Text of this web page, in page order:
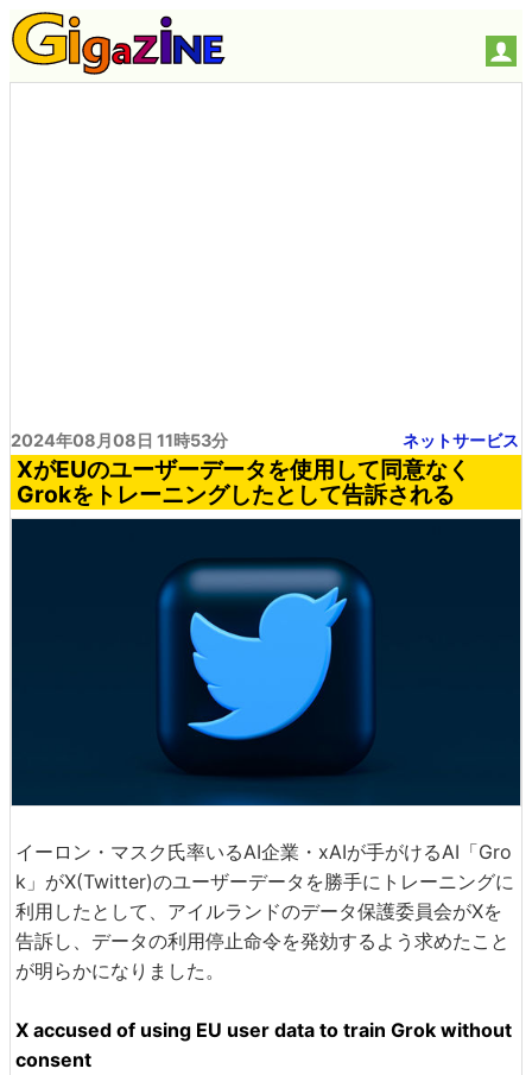
2024年08月08日 11時53分 ネットサービス
XがEUのユーザーデータを使用して同意なく
Grokをトレーニングしたとして告訴される
イーロン・マスク氏率いるAI企業・xAIが手がけるAI「Gro
k」がX(Twitter)のユーザーデータを勝手にトレーニングに
利用したとして、アイルランドのデータ保護委員会がXを
告訴し、データの利用停止命令を発効するよう求めたこと
が明らかになりました。
X accused of using EU user data to train Grok without
consent